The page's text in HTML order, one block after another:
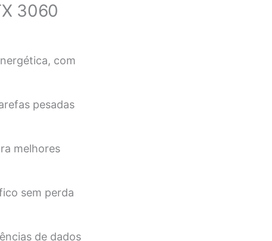
3060
com
pesadas
melhores
sem perda
de dados